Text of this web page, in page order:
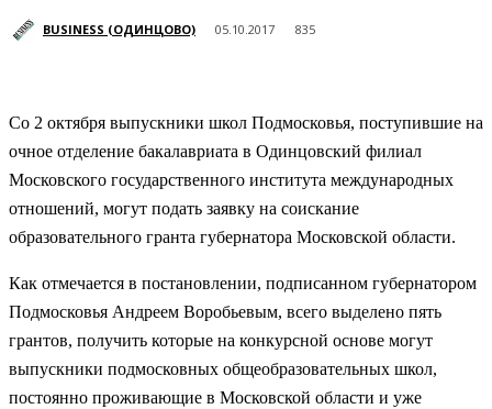
BUSINESS (ОДИНЦОВО) 05.10.2017 835
Со 2 октября выпускники школ Подмосковья, поступившие на
очное отделение бакалавриата в Одинцовский филиал
Московского государственного института международных
отношений, могут подать заявку на соискание
образовательного гранта губернатора Московской области.
Как отмечается в постановлении, подписанном губернатором
Подмосковья Андреем Воробьевым, всего выделено пять
грантов, получить которые на конкурсной основе могут
выпускники подмосковных общеобразовательных школ,
постоянно проживающие в Московской области и уже